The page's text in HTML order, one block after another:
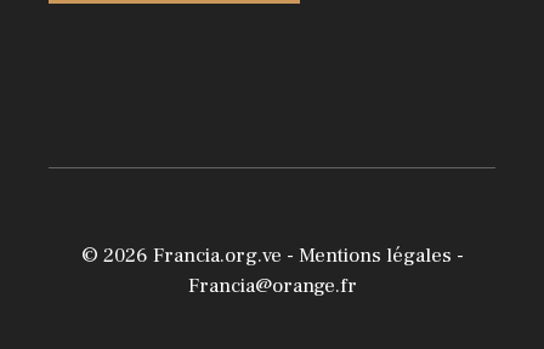
© 2026 Francia.org.ve - Mentions légales -
Francia@orange.fr